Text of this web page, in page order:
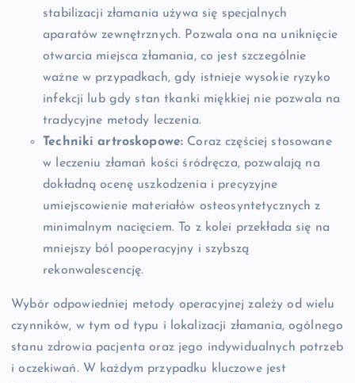
stabilizacji złamania używa się specjalnych
aparatów zewnętrznych. Pozwala ona na uniknięcie
otwarcia miejsca złamania, co jest szczególnie
ważne w przypadkach, gdy istnieje wysokie ryzyko
infekcji lub gdy stan tkanki miękkiej nie pozwala na
tradycyjne metody leczenia.
Techniki artroskopowe: Coraz częściej stosowane
w leczeniu złamań kości śródręcza, pozwalają na
dokładną ocenę uszkodzenia i precyzyjne
umiejscowienie materiałów osteosyntetycznych z
minimalnym nacięciem. To z kolei przekłada się na
mniejszy ból pooperacyjny i szybszą
rekonwalescencję.
Wybór odpowiedniej metody operacyjnej zależy od wielu
czynników, w tym od typu i lokalizacji złamania, ogólnego
stanu zdrowia pacjenta oraz jego indywidualnych potrzeb
i oczekiwań. W każdym przypadku kluczowe jest